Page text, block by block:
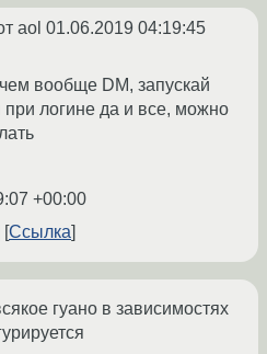
aol 01.06.2019 04:19:45
вообще DM, запускай
логине да и все, можно
+00:00
Ссылка
гуано в зависимостях